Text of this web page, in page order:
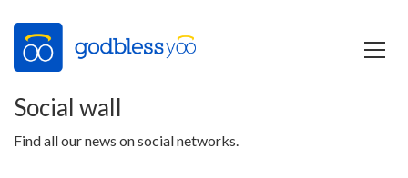
Social wall
Find all our news on social networks.